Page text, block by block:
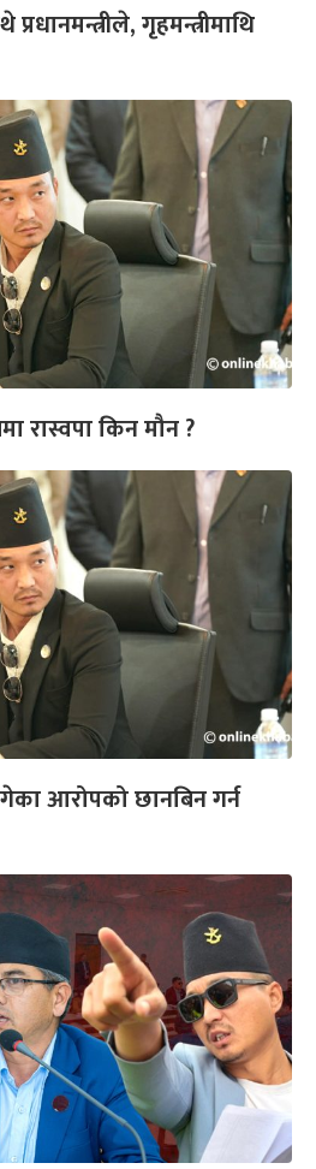
प्रधानमन्त्रीले, गृहमन्त्रीमाथि
रास्वपा किन मौन ?
आरोपको छानबिन गर्न